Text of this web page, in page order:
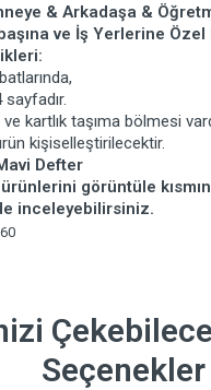
& Arkadaşa &
ve İş Yerlerine
kartlık taşıma bölmesi
kişiselleştirilecektir.
Defter
ürünlerini görüntüle
inceleyebilirsiniz.
Seçenekler